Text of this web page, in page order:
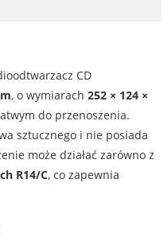
CD
, o wymiarach 252 × 124 ×
do przenoszenia.
sztucznego i nie posiada
może działać zarówno z
R14/C, co zapewnia